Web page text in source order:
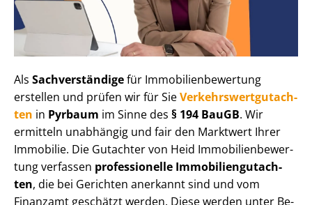
Als Sachverständigefür Im­mo­bi­li­en­be­wer­tung
erstellen und prüfen wir für SieVer­kehrs­wert­gut­ach­
ten in Pyrbaum im Sinne des § 194 BauGB. Wir
ermitteln unabhängig und fair den Marktwert Ihrer
Immobilie. Die Gutachter von Heid Im­mo­bi­li­en­be­wer­
tung verfassen professionelle Im­mo­bi­li­en­gut­ach­
ten, die bei Gerichten anerkannt sind und vom
Finanzamt geschätzt werden. Diese werden unter Be­